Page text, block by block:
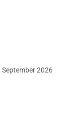
September 2026